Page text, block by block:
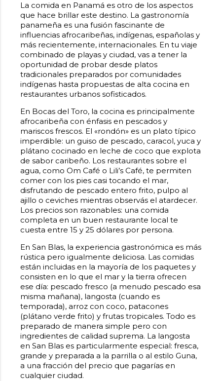
La comida en Panamá es otro de los aspectos
que hace brillar este destino. La gastronomía
panameña es una fusión fascinante de
influencias afrocaribeñas, indígenas, españolas y
más recientemente, internacionales. En tu viaje
combinado de playas y ciudad, vas a tener la
oportunidad de probar desde platos
tradicionales preparados por comunidades
indígenas hasta propuestas de alta cocina en
restaurantes urbanos sofisticados.
En Bocas del Toro, la cocina es principalmente
afrocaribeña con énfasis en pescados y
mariscos frescos. El «rondón» es un plato típico
imperdible: un guiso de pescado, caracol, yuca y
plátano cocinado en leche de coco que explota
de sabor caribeño. Los restaurantes sobre el
agua, como Om Café o Lili’s Café, te permiten
comer con los pies casi tocando el mar,
disfrutando de pescado entero frito, pulpo al
ajillo o ceviches mientras observás el atardecer.
Los precios son razonables: una comida
completa en un buen restaurante local te
cuesta entre 15 y 25 dólares por persona.
En San Blas, la experiencia gastronómica es más
rústica pero igualmente deliciosa. Las comidas
están incluidas en la mayoría de los paquetes y
consisten en lo que el mar y la tierra ofrecen
ese día: pescado fresco (a menudo pescado esa
misma mañana), langosta (cuando es
temporada), arroz con coco, patacones
(plátano verde frito) y frutas tropicales. Todo es
preparado de manera simple pero con
ingredientes de calidad suprema. La langosta
en San Blas es particularmente especial: fresca,
grande y preparada a la parrilla o al estilo Guna,
a una fracción del precio que pagarías en
cualquier ciudad.